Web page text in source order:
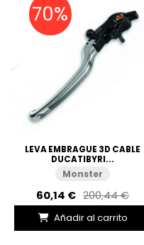
LEVA EMBRAGUE 3D CABLE
DUCATIBYRI...
Monster
60,14 € 200,44 €
Añadir al carrito
70%